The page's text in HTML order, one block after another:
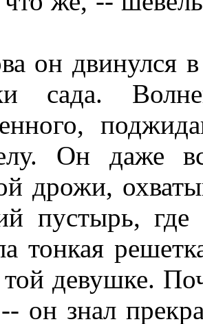
он двинулся
сада.
Он даже
дрожи,
пустырь, где
тонкая
девушке.
он знал